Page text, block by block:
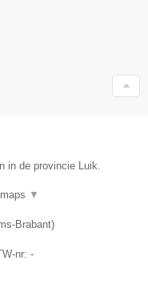
in de provincie Luik.
▼
Brabant)
nr: -